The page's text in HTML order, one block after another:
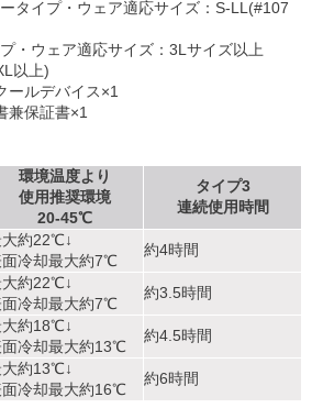
タイプ・ウェア適応サイズ：S-LL(#107
・ウェア適応サイズ：3Lサイズ以上
以上)
ールデバイス×1
兼保証書×1
環境温度より
使用推奨環境
20-45℃
タイプ3
連続使用時間
大約22℃↓
面冷却最大約7℃
約4時間
大約22℃↓
面冷却最大約7℃
約3.5時間
大約18℃↓
面冷却最大約13℃
約4.5時間
大約13℃↓
面冷却最大約16℃
約6時間